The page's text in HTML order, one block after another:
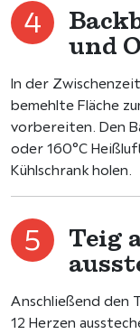
und
In der
bemehlte Fläche
vorbereiten. Den
oder 160°C
Kühlschrank holen.
Teig
Anschließend den
12 Herzen